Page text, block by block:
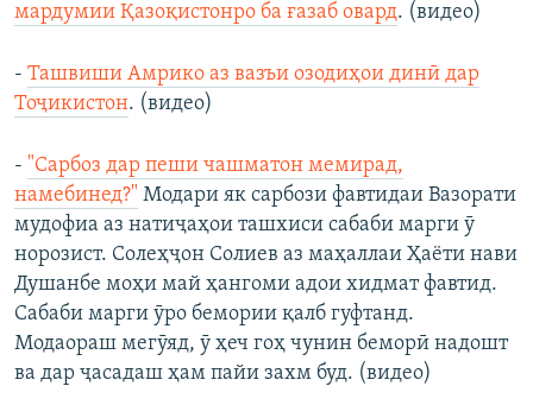
мардумии Қазоқистонро ба ғазаб овард. (видео)
- Ташвиши Амрико аз вазъи озодиҳои динӣ дар
Тоҷикистон. (видео)
- "Сарбоз дар пеши чашматон мемирад,
намебинед?" Модари як сарбози фавтидаи Вазорати
мудофиа аз натиҷаҳои ташхиси сабаби марги ӯ
норозист. Солеҳҷон Солиев аз маҳаллаи Ҳаёти нави
Душанбе моҳи май ҳангоми адои хидмат фавтид.
Сабаби марги ӯро бемории қалб гуфтанд.
Модаораш мегӯяд, ӯ ҳеч гоҳ чунин беморӣ надошт
ва дар ҷасадаш ҳам пайи захм буд. (видео)